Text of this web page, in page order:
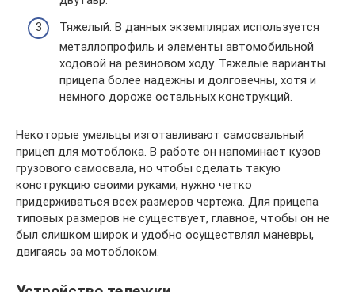
Тяжелый. В данных экземплярах используется
металлопрофиль и элементы автомобильной
ходовой на резиновом ходу. Тяжелые варианты
прицепа более надежны и долговечны, хотя и
немного дороже остальных конструкций.
Некоторые умельцы изготавливают самосвальный
прицеп для мотоблока. В работе он напоминает кузов
грузового самосвала, но чтобы сделать такую
конструкцию своими руками, нужно четко
придерживаться всех размеров чертежа. Для прицепа
типовых размеров не существует, главное, чтобы он не
был слишком широк и удобно осуществлял маневры,
двигаясь за мотоблоком.